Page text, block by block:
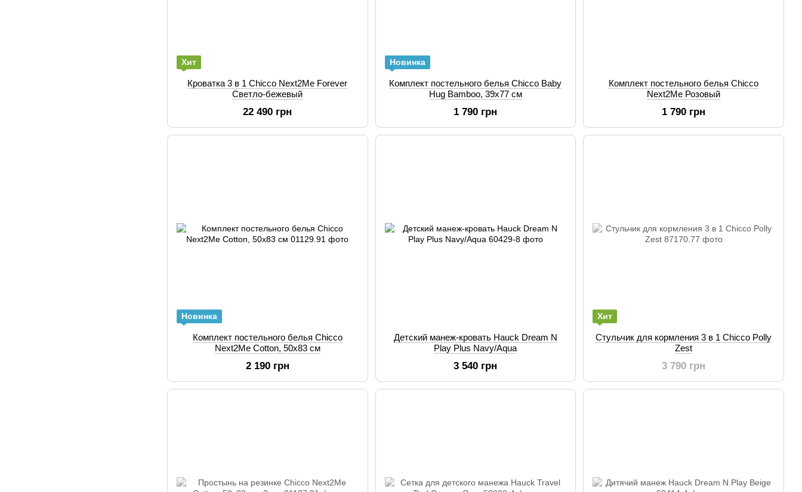
Хит
Кроватка 3 в 1 Chicco Next2Me Forever
Светло-бежевый
22 490 грн
Новинка
Комплект постельного белья Chicco Baby
Hug Bamboo, 39х77 см
1 790 грн
Комплект постельного белья Chicco
Next2Me Розовый
1 790 грн
Новинка
Комплект постельного белья Chicco
Next2Me Cotton, 50х83 см
2 190 грн
Детский манеж-кровать Hauck Dream N
Play Plus Navy/Aqua
3 540 грн
Хит
Стульчик для кормления 3 в 1 Chicco Polly
Zest
3 790 грн